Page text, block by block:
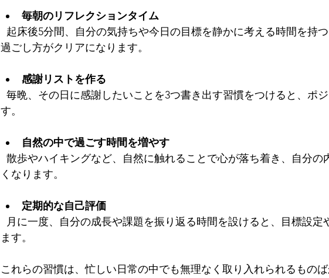
毎朝のリフレクションタイム
過ごし方がクリアになります。
感謝リストを作る
す。
自然の中で過ごす時間を増やす
くなります。
定期的な自己評価
ます。
これらの習慣は、忙しい日常の中でも無理なく取り入れられるもの